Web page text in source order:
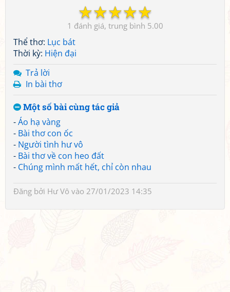
☆
☆
☆
☆
☆
1 5.00
Thể thơ: Lục bát
Thời kỳ: Hiện đại
Trả lời
In bài thơ
Một số bài cùng tác giả
-Áo hạ vàng
- Bài thơ con ốc
- Người tình hư vô
- Bài thơ về con heo đất
- Chúng mình mất hết, chỉ còn nhau
Đăng bởi Hư Vô vào 27/01/2023 14:35